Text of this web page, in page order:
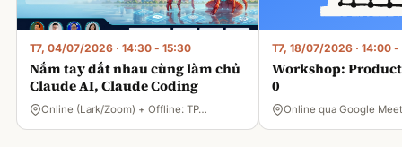
T7, 04/07/2026 · 14:30 - 15:30
Nắm tay dắt nhau cùng làm chủ
Claude AI, Claude Coding
Online (Lark/Zoom) + Offline: TP…
T7, 18/07/2026 · 14:00 -
Workshop:
0
Online qua Google Meet